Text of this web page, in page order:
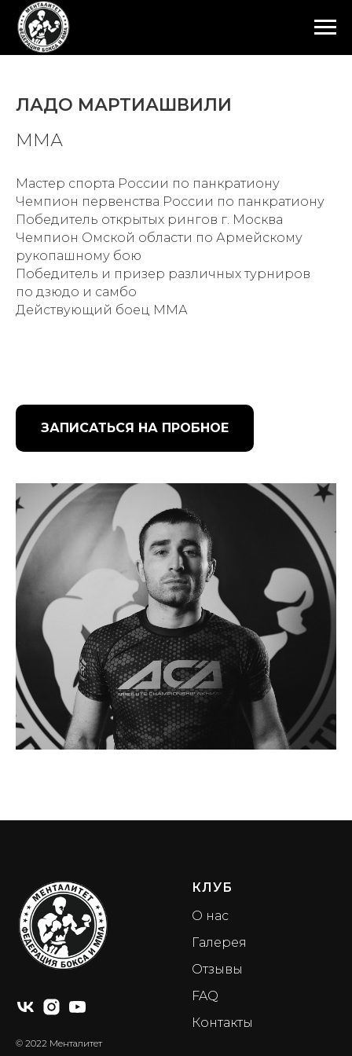
ЛАДО МАРТИАШВИЛИ
ММА
Мастер спорта России по панкратиону
Чемпион первенства России по панкратиону
Победитель открытых рингов г. Москва
Чемпион Омской области по Армейскому
рукопашному бою
Победитель и призер различных турниров
по дзюдо и самбо
Действующий боец ММА
ЗАПИСАТЬСЯ НА ПРОБНОЕ
© 2022 Менталитет
КЛУБ
О нас
Галерея
Отзывы
FAQ
Контакты